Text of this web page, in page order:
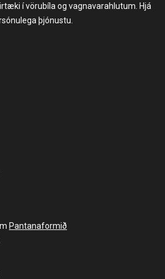
í vörubíla og vagnavarahlutum. Hjá
þjónustu.
Pantanaformið